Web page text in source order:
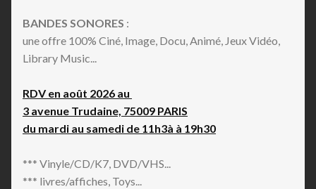
BANDES SONORES :
une offre 100% Ciné, Image, Docu, Animé, Jeux Vidéo,
Library Music...
RDV en août 2026 au
3 avenue Trudaine, 75009 PARIS
du mardi au samedi de 11h3à à 19h30
*** Vinyle/CD/K7, DVD/VHS...
*** livres/affiches, Toys...